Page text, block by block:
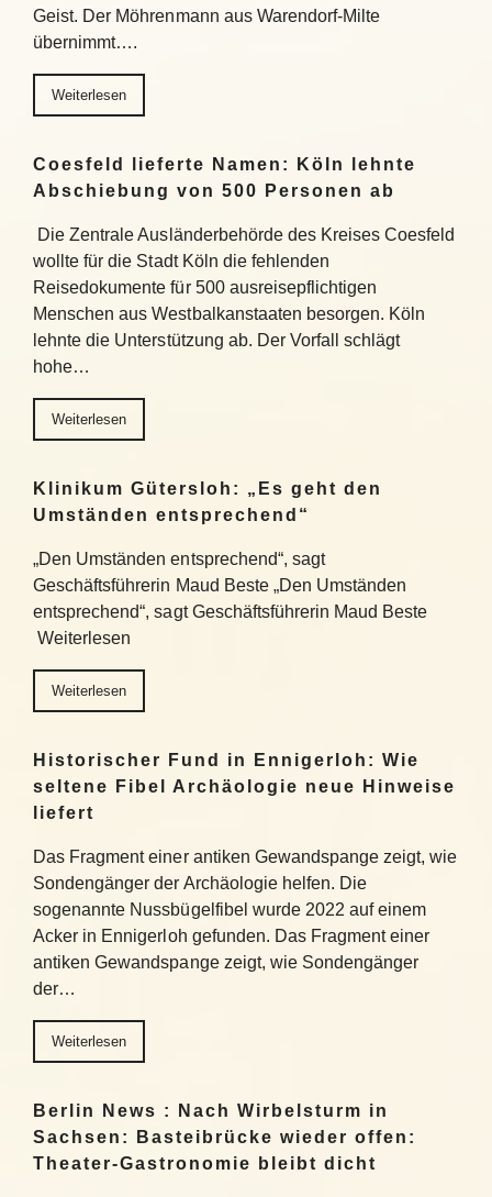
Geist. Der Möhrenmann aus Warendorf-Milte
übernimmt….
Weiterlesen
Coesfeld lieferte Namen: Köln lehnte
Abschiebung von 500 Personen ab
Die Zentrale Ausländerbehörde des Kreises Coesfeld
wollte für die Stadt Köln die fehlenden
Reisedokumente für 500 ausreisepflichtigen
Menschen aus Westbalkanstaaten besorgen. Köln
lehnte die Unterstützung ab. Der Vorfall schlägt
hohe…
Weiterlesen
Klinikum Gütersloh: „Es geht den
Umständen entsprechend“
„Den Umständen entsprechend“, sagt
Geschäftsführerin Maud Beste „Den Umständen
entsprechend“, sagt Geschäftsführerin Maud Beste
Weiterlesen
Weiterlesen
Historischer Fund in Ennigerloh: Wie
seltene Fibel Archäologie neue Hinweise
liefert
Das Fragment einer antiken Gewandspange zeigt, wie
Sondengänger der Archäologie helfen. Die
sogenannte Nussbügelfibel wurde 2022 auf einem
Acker in Ennigerloh gefunden. Das Fragment einer
antiken Gewandspange zeigt, wie Sondengänger
der…
Weiterlesen
Berlin News : Nach Wirbelsturm in
Sachsen: Basteibrücke wieder offen:
Theater-Gastronomie bleibt dicht